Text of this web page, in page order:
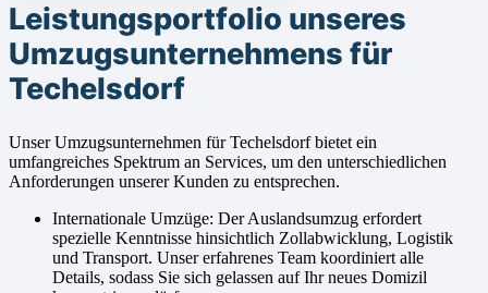
Leistungsportfolio unseres
Umzugsunternehmens für
Techelsdorf
Unser Umzugsunternehmen für Techelsdorf bietet ein
umfangreiches Spektrum an Services, um den unterschiedlichen
Anforderungen unserer Kunden zu entsprechen.
Internationale Umzüge: Der Auslandsumzug erfordert
spezielle Kenntnisse hinsichtlich Zollabwicklung, Logistik
und Transport. Unser erfahrenes Team koordiniert alle
Details, sodass Sie sich gelassen auf Ihr neues Domizil